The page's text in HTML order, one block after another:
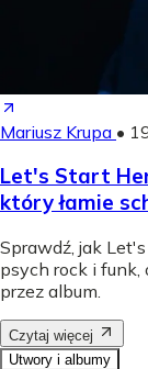
Mariusz Krupa •
Let's Start
który łamie
Sprawdź, jak
psych rock i
przez album.
Czytaj więcej
Utwory i albumy